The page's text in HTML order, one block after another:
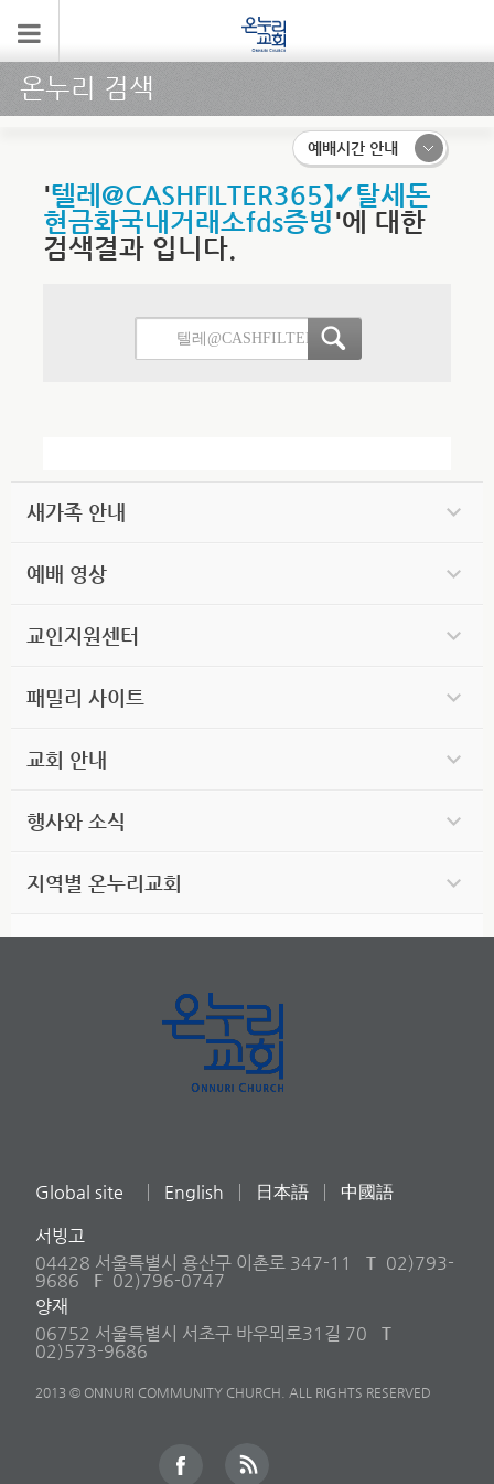
온누리 검색
예배시간 안내
'텔레@CASHFILTER365】✓탈세돈
현금화국내거래소fds증빙'에 대한
검색결과 입니다.
새가족 안내
예배 영상
교인지원센터
패밀리 사이트
교회 안내
행사와 소식
지역별 온누리교회
Global site English 日本語 中國語
서빙고
04428 서울특별시 용산구 이촌로 347-11
T 02)793-
9686
F 02)796-0747
양재
06752 서울특별시 서초구 바우뫼로31길 70
T
02)573-9686
2013 © ONNURI COMMUNITY CHURCH. ALL RIGHTS RESERVED